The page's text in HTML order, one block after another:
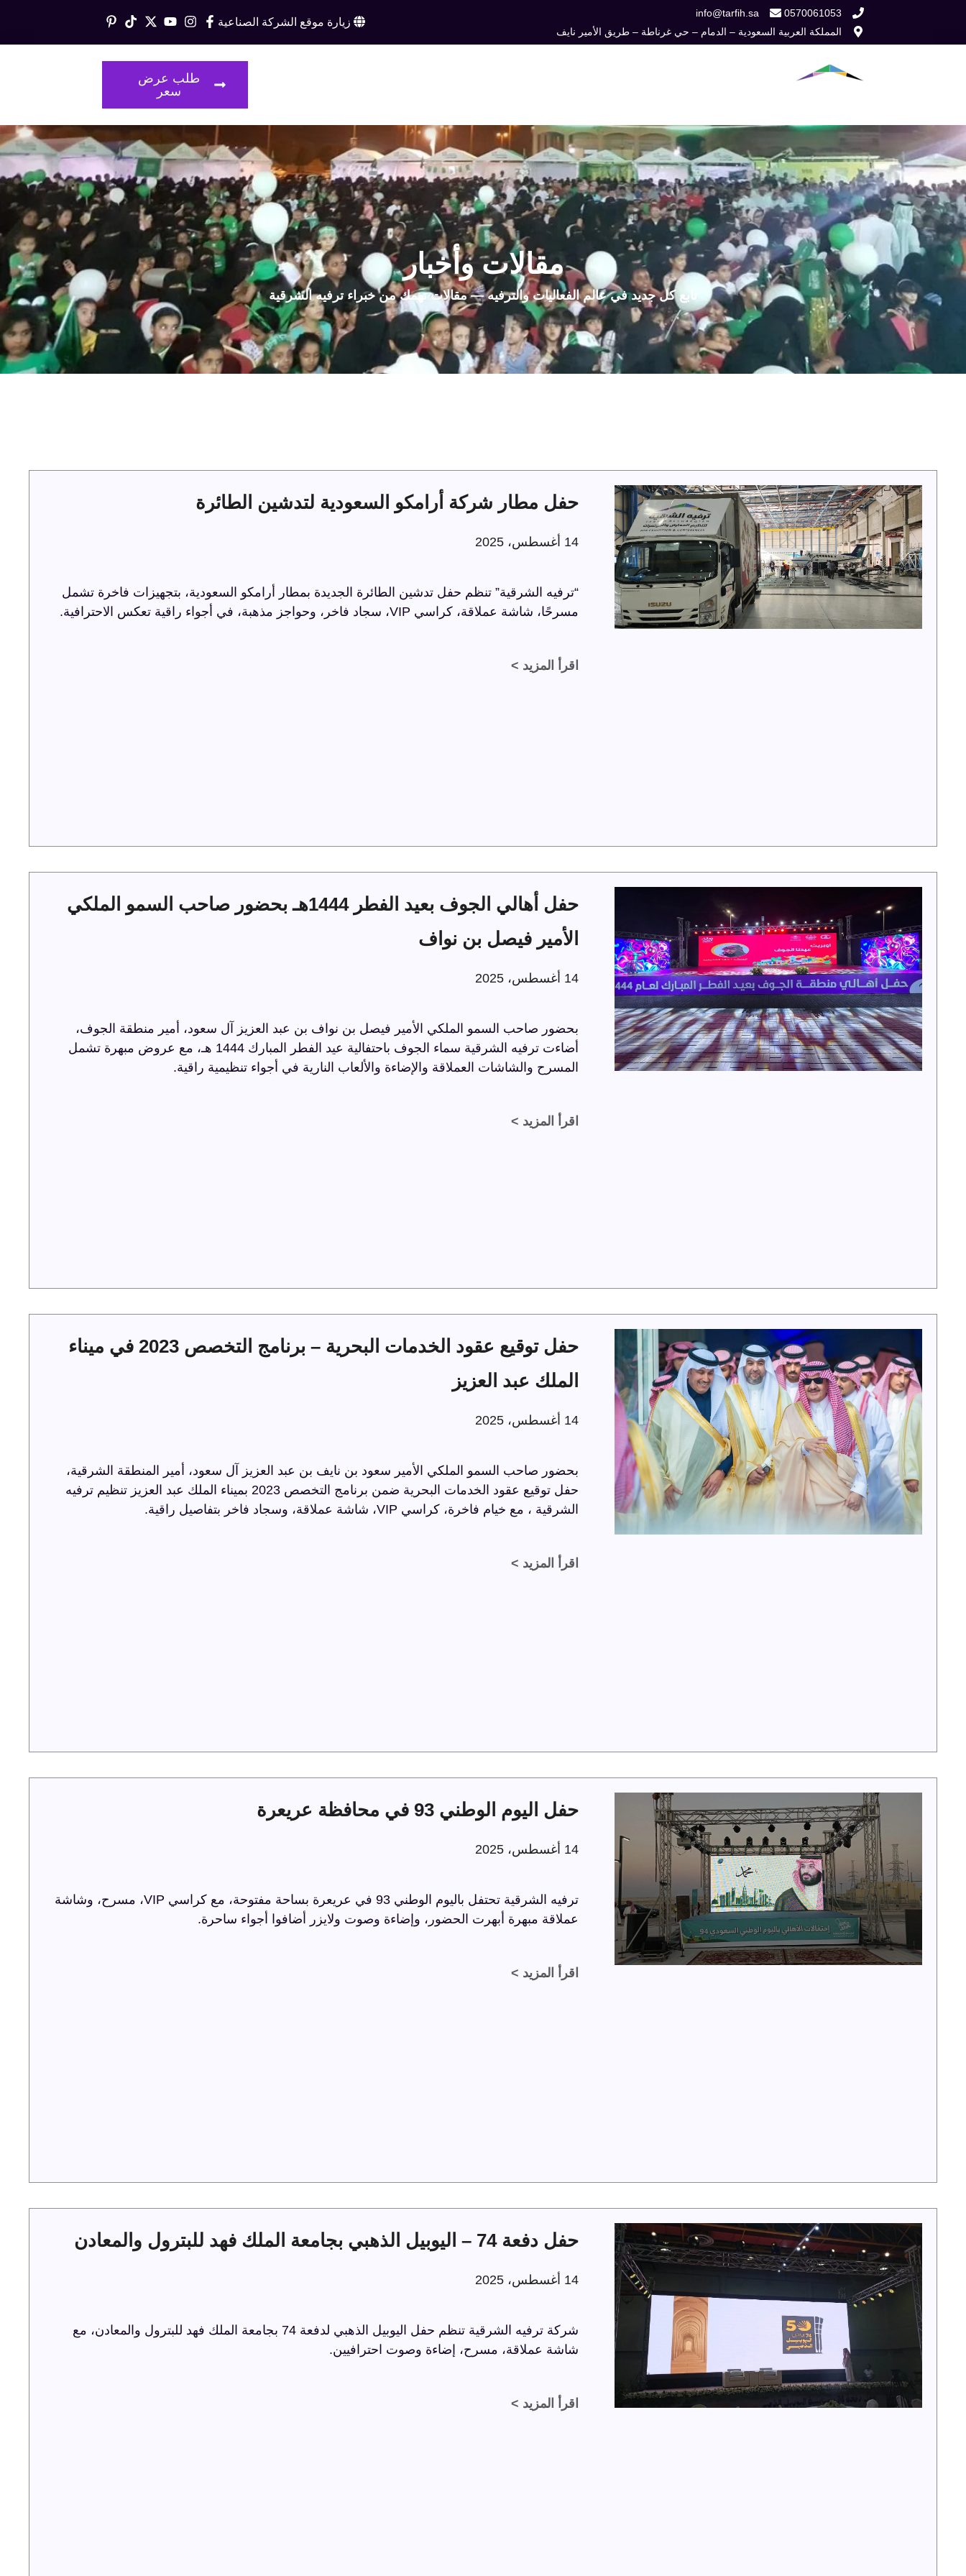
0570061053
info@tarfih.sa
المملكة العربية السعودية – الدمام – حي غرناطة – طريق الأمير نايف
زيارة موقع الشركة الصناعية
طلب عرض
سعر
مقالات وأخبار
تابع كل جديد في عالم الفعاليات والترفيه — مقالات تهمك من خبراء ترفيه الشرقية
حفل مطار شركة أرامكو السعودية لتدشين الطائرة
14 أغسطس، 2025
“ترفيه الشرقية” تنظم حفل تدشين الطائرة الجديدة بمطار أرامكو السعودية، بتجهيزات فاخرة تشمل
مسرحًا، شاشة عملاقة، كراسي VIP، سجاد فاخر، وحواجز مذهبة، في أجواء راقية تعكس الاحترافية.
اقرأ المزيد >
حفل أهالي الجوف بعيد الفطر 1444هـ بحضور صاحب السمو الملكي
الأمير فيصل بن نواف
14 أغسطس، 2025
بحضور صاحب السمو الملكي الأمير فيصل بن نواف بن عبد العزيز آل سعود، أمير منطقة الجوف،
أضاءت ترفيه الشرقية سماء الجوف باحتفالية عيد الفطر المبارك 1444 هـ، مع عروض مبهرة تشمل
المسرح والشاشات العملاقة والإضاءة والألعاب النارية في أجواء تنظيمية راقية.
اقرأ المزيد >
حفل توقيع عقود الخدمات البحرية – برنامج التخصص 2023 في ميناء
الملك عبد العزيز
14 أغسطس، 2025
بحضور صاحب السمو الملكي الأمير سعود بن نايف بن عبد العزيز آل سعود، أمير المنطقة الشرقية،
حفل توقيع عقود الخدمات البحرية ضمن برنامج التخصص 2023 بميناء الملك عبد العزيز تنظيم ترفيه
الشرقية ، مع خيام فاخرة، كراسي VIP، شاشة عملاقة، وسجاد فاخر بتفاصيل راقية.
اقرأ المزيد >
حفل اليوم الوطني 93 في محافظة عريعرة
14 أغسطس، 2025
ترفيه الشرقية تحتفل باليوم الوطني 93 في عريعرة بساحة مفتوحة، مع كراسي VIP، مسرح، وشاشة
عملاقة مبهرة أبهرت الحضور، وإضاءة وصوت ولايزر أضافوا أجواء ساحرة.
اقرأ المزيد >
حفل دفعة 74 – اليوبيل الذهبي بجامعة الملك فهد للبترول والمعادن
14 أغسطس، 2025
شركة ترفيه الشرقية تنظم حفل اليوبيل الذهبي لدفعة 74 بجامعة الملك فهد للبترول والمعادن، مع
شاشة عملاقة، مسرح، إضاءة وصوت احترافيين.
اقرأ المزيد >